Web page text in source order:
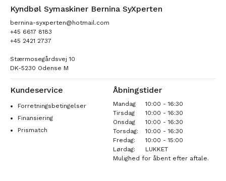
Kyndbøl Symaskiner Bernina SyXperten
bernina-syxperten@hotmail.com
+45 6617 8183
+45 2421 2737
Stærmosegårdsvej 10
DK-5230 Odense M
Kundeservice
Forretningsbetingelser
Finansiering
Prismatch
Åbningstider
Mandag
10:00 - 16:30
Tirsdag
10:00 - 16:30
Onsdag
10:00 - 16:30
Torsdag:
10:00 - 16:30
Fredag:
10:00 - 15:00
Lørdag:
LUKKET
Mulighed for åbent efter aftale.